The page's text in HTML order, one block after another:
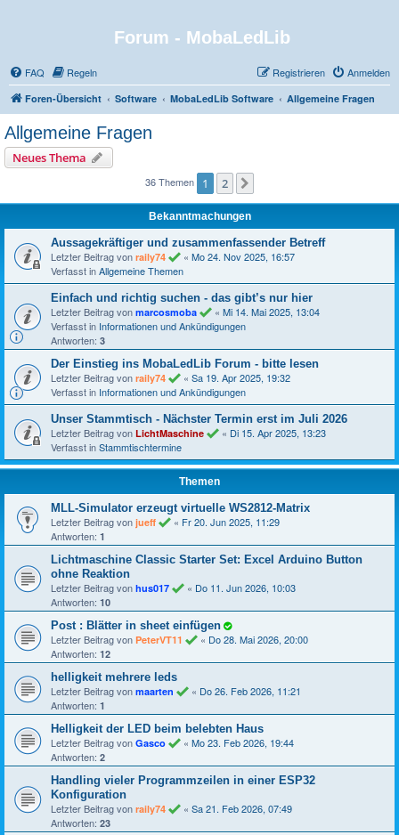
Forum - MobaLedLib
FAQ Regeln Anmelden
Registrieren
Foren-Übersicht Software MobaLedLib Software Allgemeine Fragen
Allgemeine Fragen
Neues Thema
36 Themen 1 2
Bekanntmachungen
Aussagekräftiger und zusammenfassender Betreff
Letzter Beitrag von raily74 « Mo 24. Nov 2025, 16:57
Verfasst inAllgemeine Themen
Einfach und richtig suchen - das gibt’s nur hier
Letzter Beitrag von marcosmoba « Mi 14. Mai 2025, 13:04
Verfasst in Informationen und Ankündigungen
Antworten: 3
Der Einstieg ins MobaLedLib Forum - bitte lesen
Letzter Beitrag von raily74 « Sa 19. Apr 2025, 19:32
Verfasst in Informationen und Ankündigungen
Unser Stammtisch - Nächster Termin erst im Juli 2026
Letzter Beitrag von LichtMaschine « Di 15. Apr 2025, 13:23
Verfasst inStammtischtermine
Themen
MLL-Simulator erzeugt virtuelle WS2812-Matrix
Letzter Beitrag von jueff « Fr 20. Jun 2025, 11:29
Antworten: 1
Lichtmaschine Classic Starter Set: Excel Arduino Button
ohne Reaktion
Letzter Beitrag von hus017 « Do 11. Jun 2026, 10:03
Antworten: 10
Post : Blätter in sheet einfügen
Letzter Beitrag von PeterVT11 « Do 28. Mai 2026, 20:00
Antworten: 12
helligkeit mehrere leds
Letzter Beitrag von maarten « Do 26. Feb 2026, 11:21
Antworten: 1
Helligkeit der LED beim belebten Haus
Letzter Beitrag von Gasco « Mo 23. Feb 2026, 19:44
Antworten: 2
Handling vieler Programmzeilen in einer ESP32
Konfiguration
Letzter Beitrag von raily74 « Sa 21. Feb 2026, 07:49
Antworten: 23